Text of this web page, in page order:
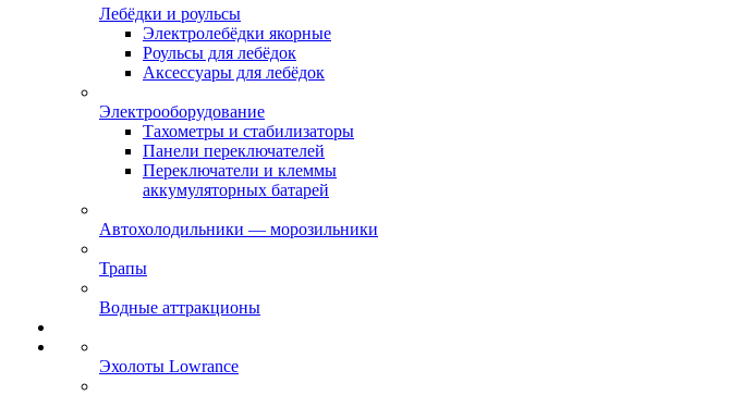
Лебёдки и роульсы
Электролебёдки якорные
Роульсы для лебёдок
Аксессуары для лебёдок
Электрооборудование
Тахометры и стабилизаторы
Панели переключателей
Переключатели и клеммы
аккумуляторных батарей
Автохолодильники — морозильники
Трапы
Водные аттракционы
Эхолоты Lowrance